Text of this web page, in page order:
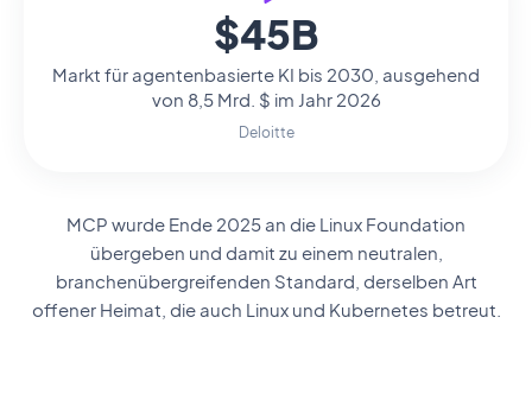
$45B
Markt für agentenbasierte KI bis 2030, ausgehend
von 8,5 Mrd. $ im Jahr 2026
Deloitte
MCP wurde Ende 2025 an die Linux Foundation
übergeben und damit zu einem neutralen,
branchenübergreifenden Standard, derselben Art
offener Heimat, die auch Linux und Kubernetes betreut.